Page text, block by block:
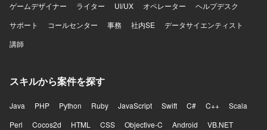
ゲームデザイナー
ライター UI/UX オペレーター
ヘルプデスク
サポート
コールセンター 事務 社内SE
データサイエンティスト
講師
スキルから案件を探す
Java PHP Python Ruby JavaScript Swift C# C++
Scala
Perl
Cocos2d HTML CSS Objective-C Android
VB.NET